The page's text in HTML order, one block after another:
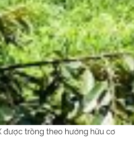
được trồng theo hướng hữu cơ